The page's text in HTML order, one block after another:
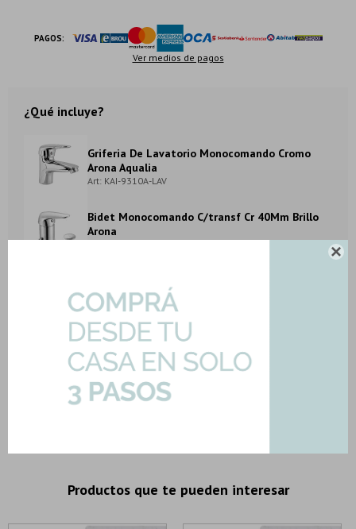

PAGOS:
Ver medios de pagos
¿Qué incluye?
Griferia De Lavatorio Monocomando Cromo
Arona Aqualia
Art: KAI-9310A-LAV
Bidet Monocomando C/transf Cr 40Mm Brillo
Arona
Cr 40Mm Brillo
Art: KAI-9310G-1-DUCHA-EM
METODOS Y COSTOS DE ENVIO
Productos que te pueden interesar